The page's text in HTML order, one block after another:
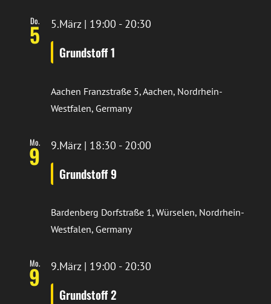
Do.
5
Grundstoff 1
5.März | 19:00 - 20:30
Aachen Franzstraße 5, Aachen, Nordrhein-
Westfalen, Germany
Mo.
9
Grundstoff 9
9.März | 18:30 - 20:00
Bardenberg Dorfstraße 1, Würselen, Nordrhein-
Westfalen, Germany
Mo.
9
Grundstoff 2
9.März | 19:00 - 20:30